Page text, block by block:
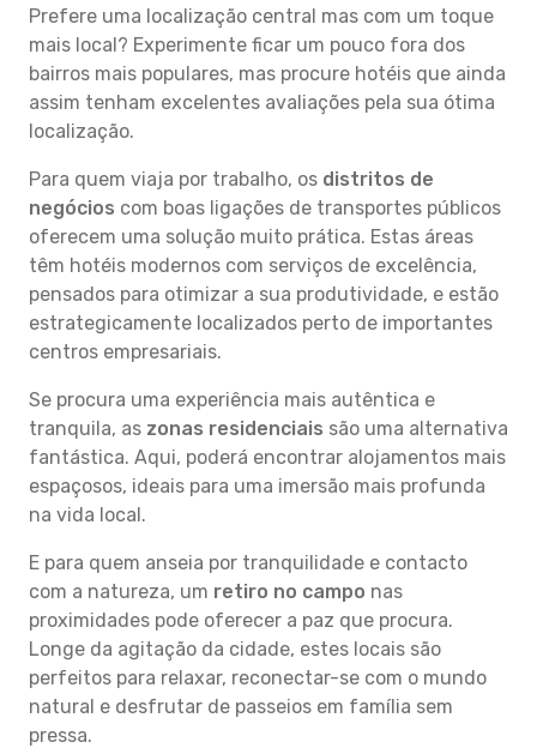
Prefere uma localização central mas com um toque
mais local? Experimente ficar um pouco fora dos
bairros mais populares, mas procure hotéis que ainda
assim tenham excelentes avaliações pela sua ótima
localização.
Para quem viaja por trabalho, os distritos de
negócios com boas ligações de transportes públicos
oferecem uma solução muito prática. Estas áreas
têm hotéis modernos com serviços de excelência,
pensados para otimizar a sua produtividade, e estão
estrategicamente localizados perto de importantes
centros empresariais.
Se procura uma experiência mais autêntica e
tranquila, as zonas residenciais são uma alternativa
fantástica. Aqui, poderá encontrar alojamentos mais
espaçosos, ideais para uma imersão mais profunda
na vida local.
E para quem anseia por tranquilidade e contacto
com a natureza, um retiro no campo nas
proximidades pode oferecer a paz que procura.
Longe da agitação da cidade, estes locais são
perfeitos para relaxar, reconectar-se com o mundo
natural e desfrutar de passeios em família sem
pressa.